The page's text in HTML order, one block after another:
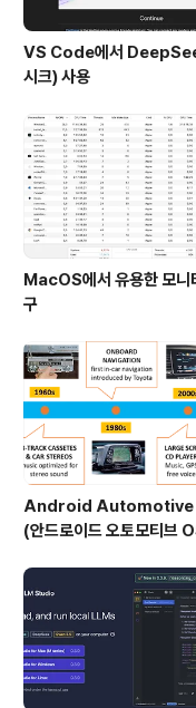
VS Code에서
시크) 사용
MacOS에서 유용한 모니
구
Android Automotive
(안드로이드 오토모티브